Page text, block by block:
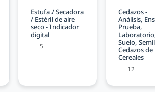
Estufa / Secadora
/ Estéril de aire
seco - Indicador
digital
5
Cedazos -
Análisis,
Prueba,
Suelo,
Cedazos de
Cereales
12